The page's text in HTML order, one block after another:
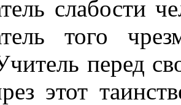
слабости
того
перед
этот